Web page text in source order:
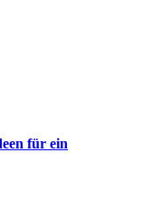
für ein